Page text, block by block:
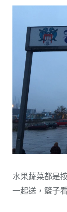
水果蔬菜都是
一起送，籃子